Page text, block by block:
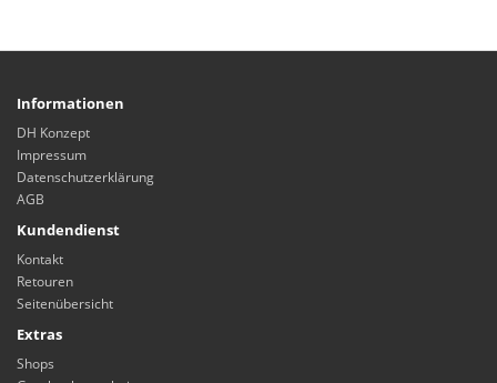
Informationen
DH Konzept
Impressum
Datenschutzerklärung
AGB
Kundendienst
Kontakt
Retouren
Seitenübersicht
Extras
Shops